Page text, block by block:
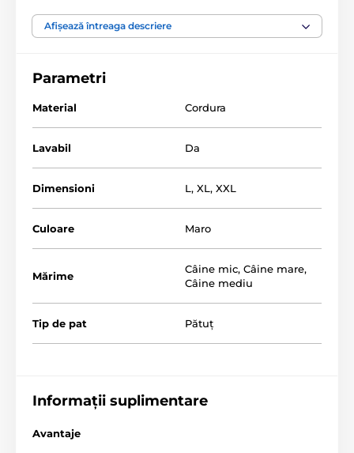
tubulară, care îl protejează împotriva escarelor.
Căptușeala înaltă a marginilor oferă un adăpost
poliuretan și spumă de polipropilenă
unstrat moale și confortabil, cu memorie.
Patul pentru câini Reedog King este potrivit pentru
de mărimi. (*Paturile noastre pentru câini Reedog
Afișează întreaga descriere
Parametri
Material Cordura
Lavabil Da
Dimensioni L, XL, XXL
Culoare Maro
Mărime
Câine mic, Câine mare,
Câine mediu
Tip de pat Pătuț
Informații suplimentare
Avantaje